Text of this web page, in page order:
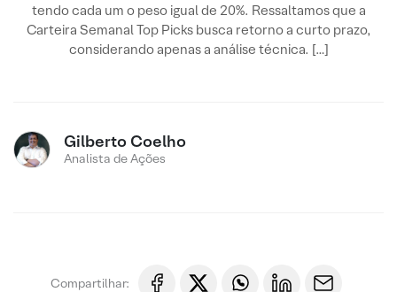
tendo cada um o peso igual de 20%. Ressaltamos que a
Carteira Semanal Top Picks busca retorno a curto prazo,
considerando apenas a análise técnica. […]
Gilberto Coelho
Analista de Ações
Compartilhar: